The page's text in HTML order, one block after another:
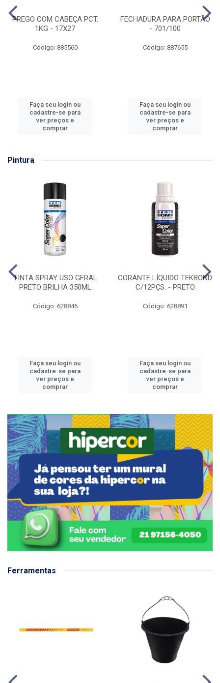
PREGO COM CABEÇA PCT.
1KG - 17X27
Código: 885560
Faça seu login ou
cadastre-se para
ver preços e
comprar
FECHADURA PARA PORTÃO
- 701/100
Código: 887655
Faça seu login ou
cadastre-se para
ver preços e
comprar
Pintura
TINTA SPRAY USO GERAL
PRETO BRILHA 350ML
Código: 628846
Faça seu login ou
cadastre-se para
ver preços e
comprar
CORANTE LÍQUIDO TEKBOND
C/12PÇS. - PRETO
Código: 628891
Faça seu login ou
cadastre-se para
ver preços e
comprar
Ferramentas